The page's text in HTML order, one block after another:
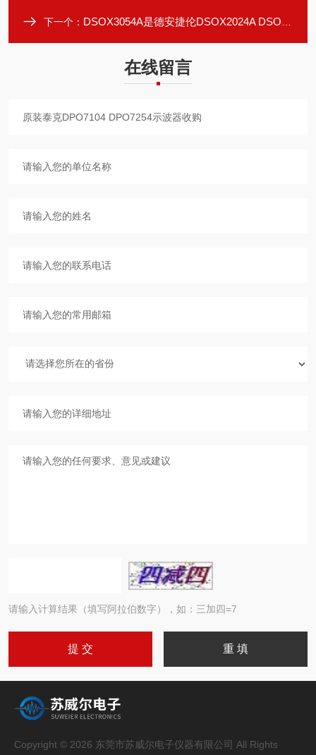
下一个： DSOX3054A是德安捷伦DSOX2024A DSOX3034示波器
在线留言
请输入计算结果（填写阿拉伯数字），如：三加四=7
Copyright © 2026 东莞市苏威尔电子仪器有限公司 All Rights